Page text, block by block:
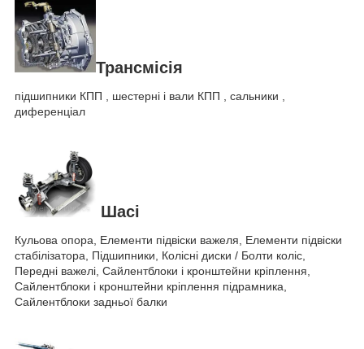
Трансмісія
підшипники КПП , шестерні і вали КПП , сальники ,
диференціал
Шасі
Кульова опора, Елементи підвіски важеля, Елементи підвіски
стабілізатора, Підшипники, Колісні диски / Болти коліс,
Передні важелі, Сайлентблоки і кронштейни кріплення,
Сайлентблоки і кронштейни кріплення підрамника,
Сайлентблоки задньої балки